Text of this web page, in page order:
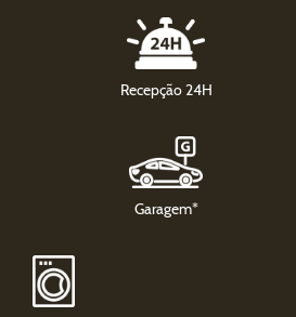
Recepção 24H
Garagem*